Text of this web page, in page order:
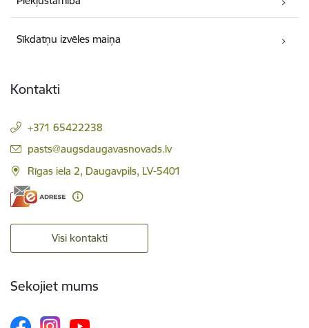
Sīkdatņu izvēles maiņa
Kontakti
+371 65422238
E-pasts:
pasts@augsdaugavasnovads.lv
Rīgas iela 2, Daugavpils, LV-5401
Visi kontakti
Sekojiet mums